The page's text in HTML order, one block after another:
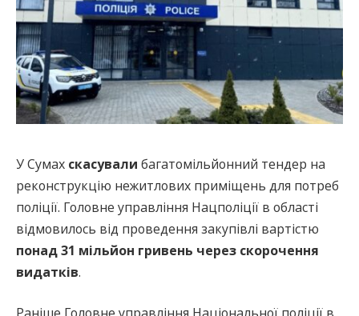
У Сумах скасували багатомільйонний тендер на
реконструкцію нежитлових приміщень для потреб
поліції. Головне управління Нацполіції в області
відмовилось від проведення закупівлі вартістю
понад 31 мільйон гривень через скорочення
видатків.